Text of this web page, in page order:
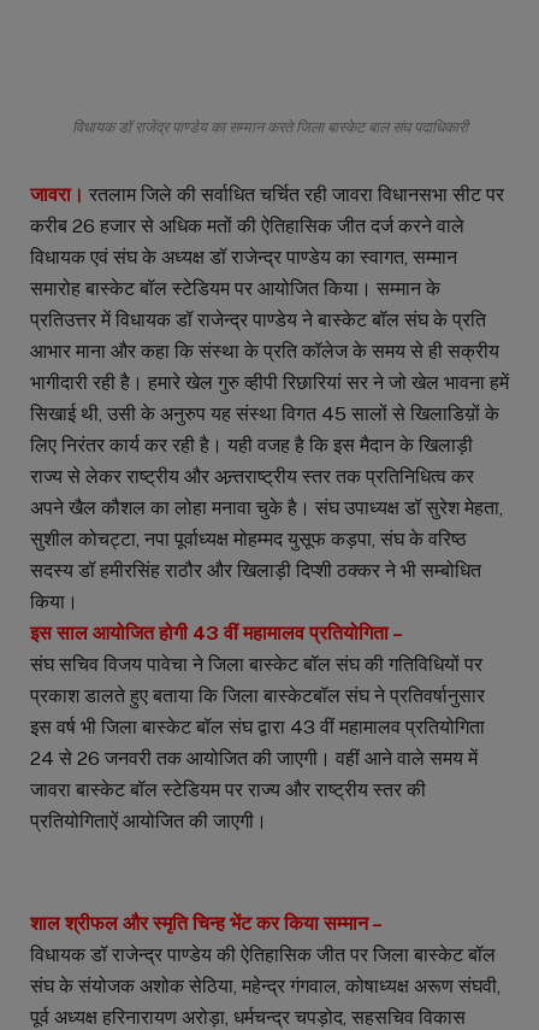
विधायक डॉ राजेंद्र पाण्डेय का सम्मान करते जिला बास्केट बाल संघ पदाधिकारी
जावरा। रतलाम जिले की सर्वाधित चर्चित रही जावरा विधानसभा सीट पर
करीब 26 हजार से अधिक मतों की ऐतिहासिक जीत दर्ज करने वाले
विधायक एवं संघ के अध्यक्ष डॉ राजेन्द्र पाण्डेय का स्वागत, सम्मान
समारोह बास्केट बॉल स्टेडियम पर आयोजित किया। सम्मान के
प्रतिउत्तर में विधायक डॉ राजेन्द्र पाण्डेय ने बास्केट बॉल संघ के प्रति
आभार माना और कहा कि संस्था के प्रति कॉलेज के समय से ही सक्रीय
भागीदारी रही है। हमारे खेल गुरु व्हीपी रिछारियां सर ने जो खेल भावना हमें
सिखाई थी, उसी के अनुरुप यह संस्था विगत 45 सालों से खिलाडिय़ों के
लिए निरंतर कार्य कर रही है। यही वजह है कि इस मैदान के खिलाड़ी
राज्य से लेकर राष्ट्रीय और अन्र्तराष्ट्रीय स्तर तक प्रतिनिधित्व कर
अपने खैल कौशल का लोहा मनावा चुके है। संघ उपाध्यक्ष डॉ सुरेश मेहता,
सुशील कोचट्टा, नपा पूर्वाध्यक्ष मोहम्मद युसूफ कड़पा, संघ के वरिष्ठ
सदस्य डॉ हमीरसिंह राठौर और खिलाड़ी दिप्शी ठक्कर ने भी सम्बोधित
किया।
इस साल आयोजित होगी 43 वीं महामालव प्रतियोगिता –
संघ सचिव विजय पावेचा ने जिला बास्केट बॉल संघ की गतिविधियों पर
प्रकाश डालते हुए बताया कि जिला बास्केटबॉल संघ ने प्रतिवर्षानुसार
इस वर्ष भी जिला बास्केट बॉल संघ द्वारा 43 वीं महामालव प्रतियोगिता
24 से 26 जनवरी तक आयोजित की जाएगी। वहीं आने वाले समय में
जावरा बास्केट बॉल स्टेडियम पर राज्य और राष्ट्रीय स्तर की
प्रतियोगिताऐं आयोजित की जाएगी।
शाल श्रीफल और स्मृति चिन्ह भेंट कर किया सम्मान –
विधायक डॉ राजेन्द्र पाण्डेय की ऐतिहासिक जीत पर जिला बास्केट बॉल
संघ के संयोजक अशोक सेठिया, महेन्द्र गंगवाल, कोषाध्यक्ष अरूण संघवी,
पूर्व अध्यक्ष हरिनारायण अरोड़ा, धर्मचन्द्र चपड़ोद, सहसचिव विकास